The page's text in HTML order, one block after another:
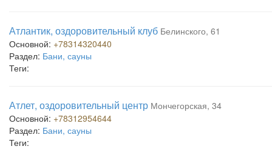
Атлантик, оздоровительный клуб Белинского, 61
Основной: +78314320440
Раздел: Бани, сауны
Теги:
Атлет, оздоровительный центр Мончегорская, 34
Основной: +78312954644
Раздел: Бани, сауны
Теги: